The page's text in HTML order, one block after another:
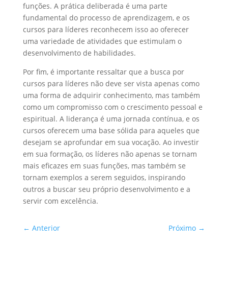
funções. A prática deliberada é uma parte
fundamental do processo de aprendizagem, e os
cursos para líderes reconhecem isso ao oferecer
uma variedade de atividades que estimulam o
desenvolvimento de habilidades.
Por fim, é importante ressaltar que a busca por
cursos para líderes não deve ser vista apenas como
uma forma de adquirir conhecimento, mas também
como um compromisso com o crescimento pessoal e
espiritual. A liderança é uma jornada contínua, e os
cursos oferecem uma base sólida para aqueles que
desejam se aprofundar em sua vocação. Ao investir
em sua formação, os líderes não apenas se tornam
mais eficazes em suas funções, mas também se
tornam exemplos a serem seguidos, inspirando
outros a buscar seu próprio desenvolvimento e a
servir com excelência.
← Anterior Próximo →